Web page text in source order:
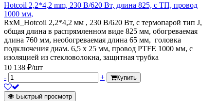
Hotcoil 2,2*4,2 mm, 230 В/620 Вт, длина 825, с ТП, провод
1000 мм,
RxM_Hotcoil 2,2*4,2 мм , 230 В/620 Вт, с термопарой тип J,
общая длина в распрямленном виде 825 мм, обогреваемая
длина 760 мм, необогреваемая длина 65 мм, головка
подключения диам. 6,5 x 25 мм, провод PTFE 1000 мм, с
изоляцией из стекловолокна, защитная трубка
10 138 ₽/шт
-
+ Купить
Быстрый просмотр